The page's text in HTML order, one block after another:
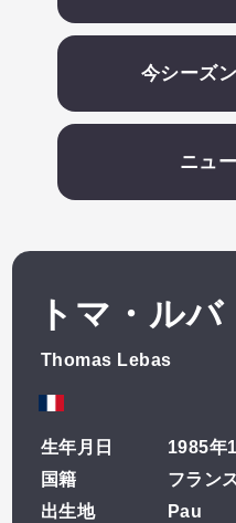
今シーズ
ニュ
トマ・ルバ
Thomas Lebas
生年月日
1985年
国籍
フラン
出生地
Pau